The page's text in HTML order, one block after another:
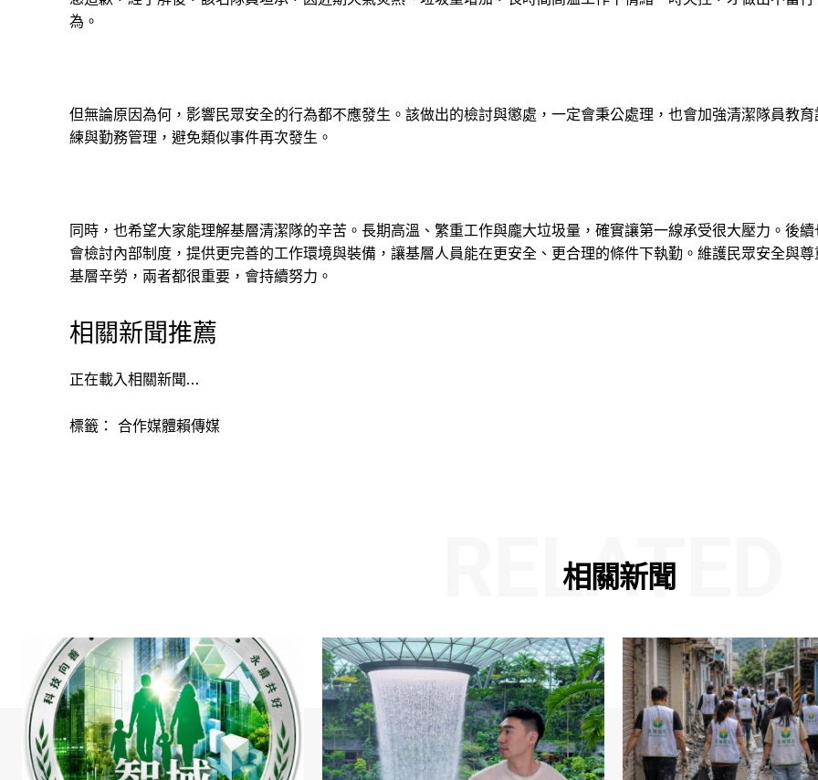
為。
但無論原因為何，影響民眾安全的行為都不應發生。該做出的檢討與懲處，一定會秉公處理，也會加強清潔隊員教育
練與勤務管理，避免類似事件再次發生。
同時，也希望大家能理解基層清潔隊的辛苦。長期高溫、繁重工作與龐大垃圾量，確實讓第一線承受很大壓力。後續
會檢討內部制度，提供更完善的工作環境與裝備，讓基層人員能在更安全、更合理的條件下執勤。維護民眾安全與尊
基層辛勞，兩者都很重要，會持續努力。
相關新聞推薦
正在載入相關新聞…
標籤： 合作媒體賴傳媒
相關新聞
RELATED